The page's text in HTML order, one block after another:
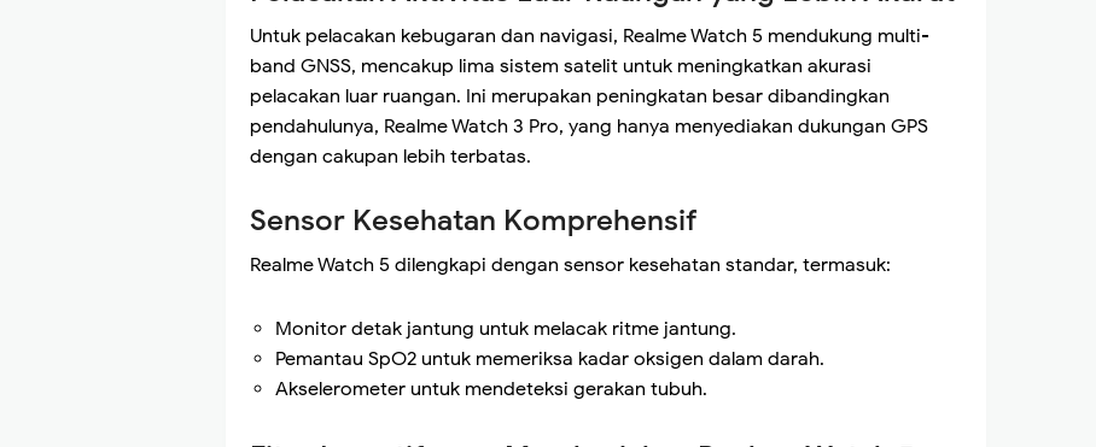
Untuk pelacakan kebugaran dan navigasi, Realme Watch 5 mendukung multi-
band GNSS, mencakup lima sistem satelit untuk meningkatkan akurasi
pelacakan luar ruangan. Ini merupakan peningkatan besar dibandingkan
pendahulunya, Realme Watch 3 Pro, yang hanya menyediakan dukungan GPS
dengan cakupan lebih terbatas.
Sensor Kesehatan Komprehensif
Realme Watch 5 dilengkapi dengan sensor kesehatan standar, termasuk:
Monitor detak jantung untuk melacak ritme jantung.
Pemantau SpO2 untuk memeriksa kadar oksigen dalam darah.
Akselerometer untuk mendeteksi gerakan tubuh.